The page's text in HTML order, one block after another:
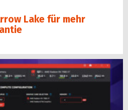
Lake für mehr